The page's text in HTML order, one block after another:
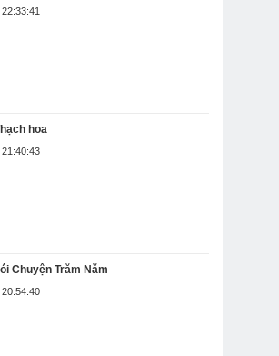
hoa
Chuyện Trăm Năm